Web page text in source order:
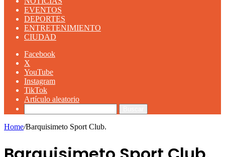
EVENTOS
DEPORTES
ENTRETENIMIENTO
CIUDAD
Facebook
X
YouTube
Instagram
TikTok
Artículo aleatorio
Home/Barquisimeto Sport Club.